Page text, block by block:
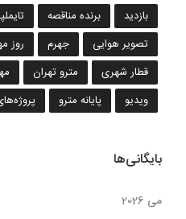
بازدید
برنده مناقصه
تصویر هوایی
جهرم روز
قطار شهری
مترو تهران
ویدیو
پایانه مترو
بایگانی‌ها
می 2026